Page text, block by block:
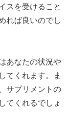
スを受けること
れば良いのでし
あなたの状況や
てくれます。ま
サプリメントの
てくれるでしょ